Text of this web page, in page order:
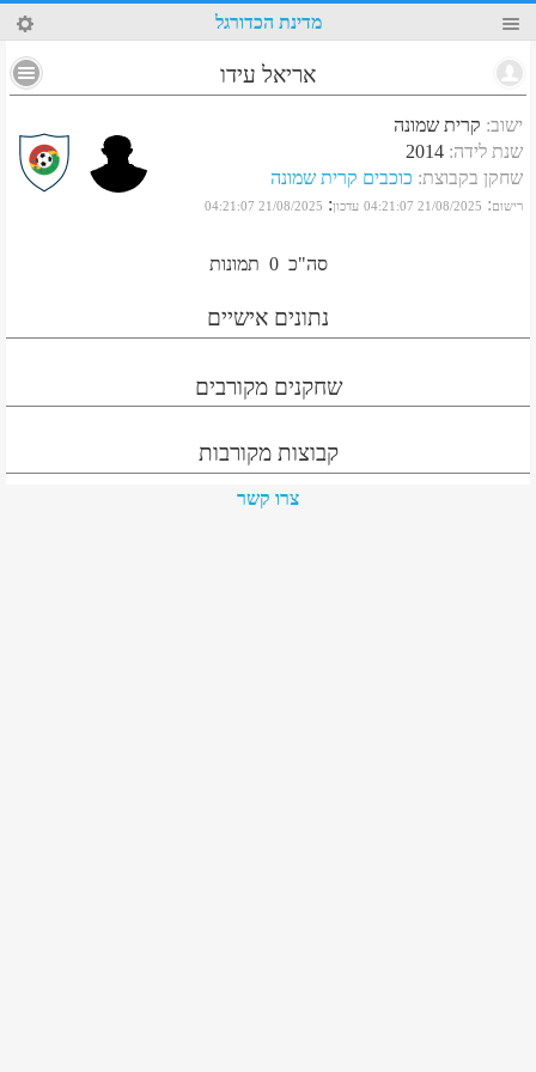
3 מדינת הכדורגל
אריאל עידו
ישוב: קרית שמונה
שנת לידה:
2014
שחקן בקבוצת: כוכבים קרית שמונה
רישום:
21/08/2025 04:21:07 עדכון:
21/08/2025 04:21:07
סה"כ 0 תמונות
נתונים אישיים
שחקנים מקורבים
קבוצות מקורבות
צרו קשר